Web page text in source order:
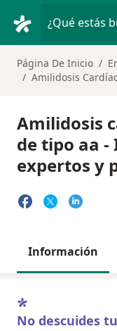
¿Qué estás
Página De Inicio
Amilidosis
Amilidosis
de tipo aa
expertos y
Información
No descuides